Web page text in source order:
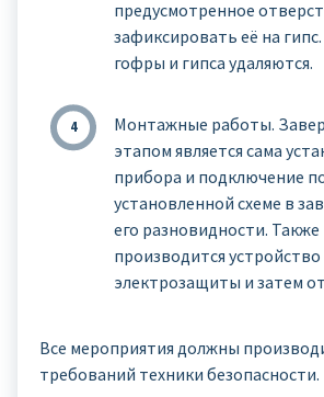
предусмотренное
зафиксировать её на
гофры и гипса удаляются.
Монтажные работы.
этапом является сама
прибора и подключение
установленной схеме в
его разновидности. Также
производится устройство
электрозащиты и затем
Все мероприятия должны
требований техники безопасности.